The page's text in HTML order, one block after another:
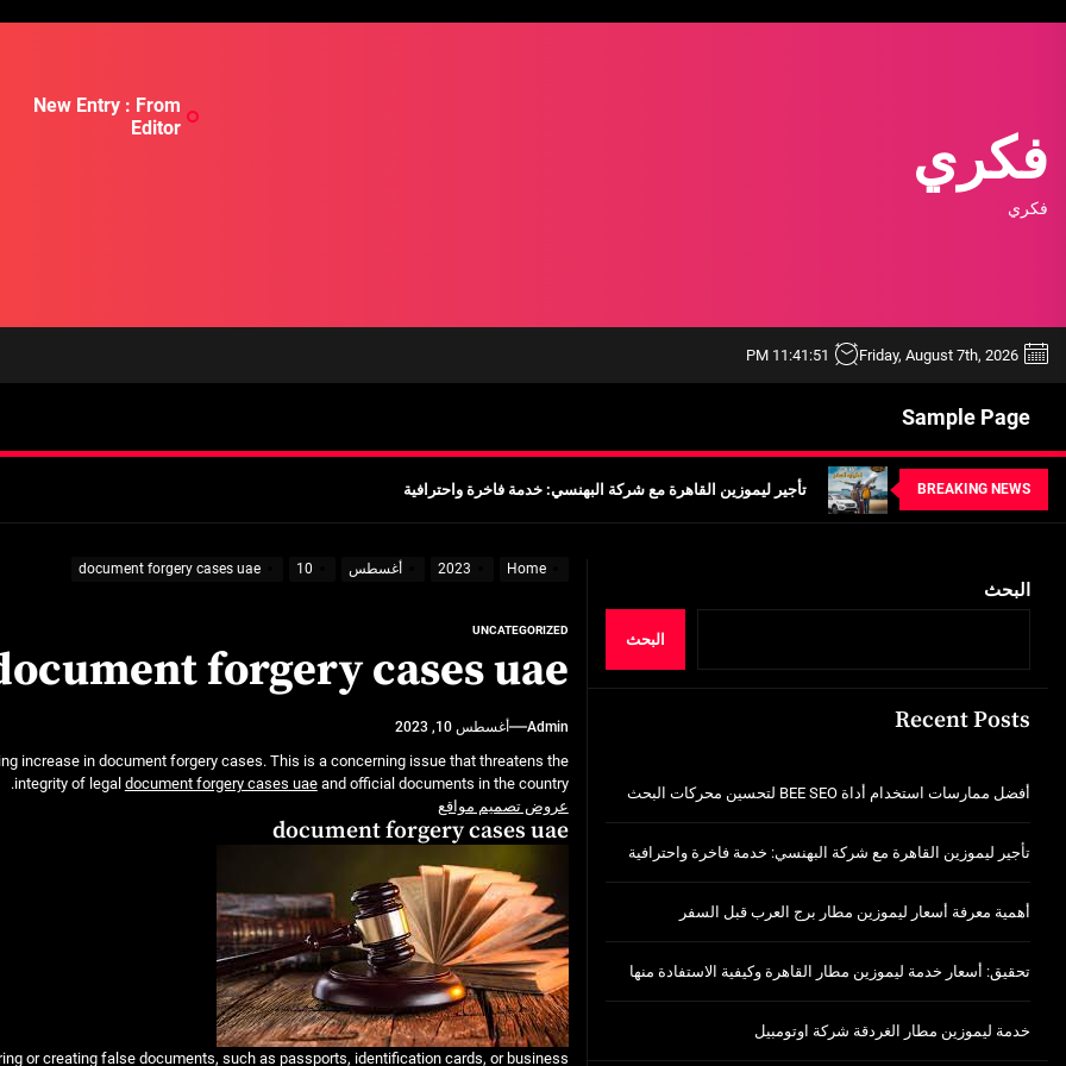
فكري
فكري
New Entry : From
Editor
Friday, August 7th, 2026
11:41:52 PM
Sample Page
BREAKING NEWS أهمية معرفة أسعار ليموزين مطار برج العرب قبل السفر
أفضل ممارسات استخدام أداة BEE SEO لتحسين محركات البحث
تأجير ليموزين القاهرة مع شركة البهنسي: خدمة فاخرة واحترافية
أهمية معرفة أسعار ليموزين مطار برج العرب قبل السفر
تحقيق: أسعار خدمة ليموزين مطار القاهرة وكيفية الاستفادة منها
خدمة ليموزين مطار الغردقة شركة اوتومبيل
Home
2023 أغسطس 10
document forgery cases uae
UNCATEGORIZED
forgery cases uae
Admin أغسطس 10, 2023
increase in document forgery cases. This is a concerning issue that threatens the
integrity of legal document forgery cases uaeand official documents in the country.
عروض تصميم مواقع
document forgery cases uae
or creating false documents, such as passports, identification cards, or business
البحث
البحث
Recent Posts
أفضل ممارسات استخدام أداة BEE SEO لتحسين محركات البحث
تأجير ليموزين القاهرة مع شركة البهنسي: خدمة فاخرة واحترافية
أهمية معرفة أسعار ليموزين مطار برج العرب قبل السفر
تحقيق: أسعار خدمة ليموزين مطار القاهرة وكيفية الاستفادة منها
خدمة ليموزين مطار الغردقة شركة اوتومبيل